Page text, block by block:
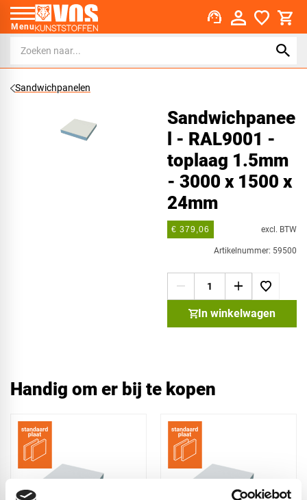
Menu support_agent
Sandwichpanelen
Sandwichpanee
l - RAL9001 -
toplaag 1.5mm
- 3000 x 1500 x
24mm
€ 379,06 excl. BTW
Artikelnummer: 59500
In winkelwagen
Handig om er bij te kopen